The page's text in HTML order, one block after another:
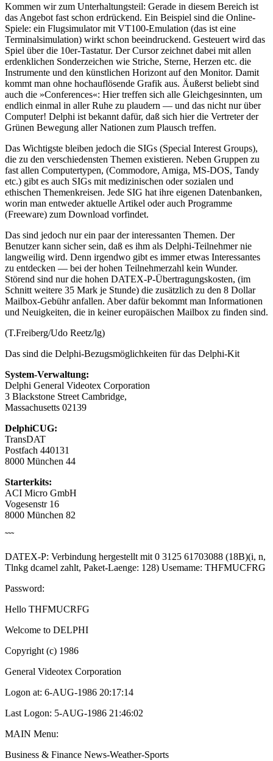
Kommen wir zum Unterhaltungsteil: Gerade in diesem Bereich ist
das Angebot fast schon erdrückend. Ein Beispiel sind die Online-
Spiele: ein Flugsimulator mit VT100-Emulation (das ist eine
Terminalsimulation) wirkt schon beeindruckend. Gesteuert wird das
Spiel über die 10er-Tastatur. Der Cursor zeichnet dabei mit allen
erdenklichen Sonderzeichen wie Striche, Sterne, Herzen etc. die
Instrumente und den künstlichen Horizont auf den Monitor. Damit
kommt man ohne hochauflösende Grafik aus. Äußerst beliebt sind
auch die »Conferences«: Hier treffen sich alle Gleichgesinnten, um
endlich einmal in aller Ruhe zu plaudern — und das nicht nur über
Computer! Delphi ist bekannt dafür, daß sich hier die Vertreter der
Grünen Bewegung aller Nationen zum Plausch treffen.
Das Wichtigste bleiben jedoch die SIGs (Special Interest Groups),
die zu den verschiedensten Themen existieren. Neben Gruppen zu
fast allen Computertypen, (Commodore, Amiga, MS-DOS, Tandy
etc.) gibt es auch SIGs mit medizinischen oder sozialen und
ethischen Themenkreisen. Jede SIG hat ihre eigenen Datenbanken,
worin man entweder aktuelle Artikel oder auch Programme
(Freeware) zum Download vorfindet.
Das sind jedoch nur ein paar der interessanten Themen. Der
Benutzer kann sicher sein, daß es ihm als Delphi-Teilnehmer nie
langweilig wird. Denn irgendwo gibt es immer etwas Interessantes
zu entdecken — bei der hohen Teilnehmerzahl kein Wunder.
Störend sind nur die hohen DATEX-P-Übertragungskosten, (im
Schnitt weitere 35 Mark je Stunde) die zusätzlich zu den 8 Dollar
Mailbox-Gebühr anfallen. Aber dafür bekommt man Informationen
und Neuigkeiten, die in keiner europäischen Mailbox zu finden sind.
(T.Freiberg/Udo Reetz/lg)
Das sind die Delphi-Bezugsmöglichkeiten für das Delphi-Kit
System-Verwaltung:
Delphi General Videotex Corporation
3 Blackstone Street Cambridge,
Massachusetts 02139
DelphiCUG:
TransDAT
Postfach 440131
8000 München 44
Starterkits:
ACI Micro GmbH
Vogesenstr 16
8000 München 82
˜˜˜
DATEX-P: Verbindung hergestellt mit 0 3125 61703088 (18B)(i, n,
Tlnkg dcamel zahlt, Paket-Laenge: 128) Usemame: THFMUCFRG
Password:
Hello THFMUCRFG
Welcome to DELPHI
Copyright (c) 1986
General Videotex Corporation
Logon at: 6-AUG-1986 20:17:14
Last Logon: 5-AUG-1986 21:46:02
MAIN Menu:
Business & Finance News-Weather-Sports